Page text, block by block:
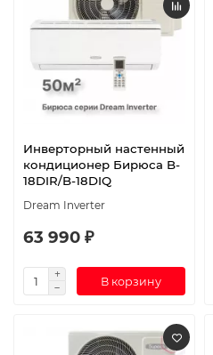
Инверторный настенный
кондиционер Бирюса B-
18DIR/B-18DIQ
Dream Inverter
63 990 ₽
В корзину